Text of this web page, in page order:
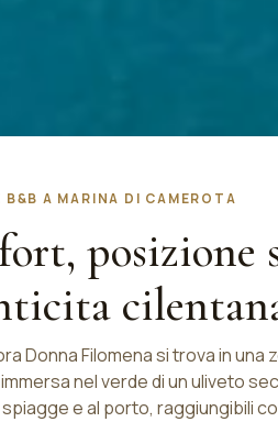
B&B A MARINA DI CAMEROTA
posizione
Donna Filomena si trova in una
nel verde di un uliveto
e al porto, raggiungibili